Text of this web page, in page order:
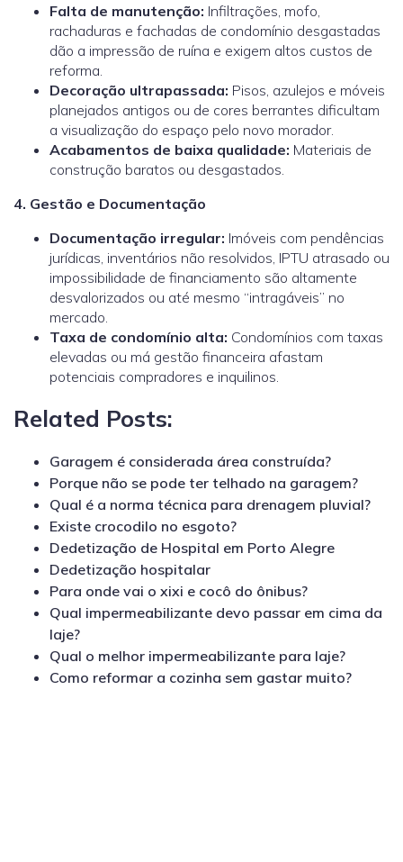
Falta de manutenção: Infiltrações, mofo,
rachaduras e fachadas de condomínio desgastadas
dão a impressão de ruína e exigem altos custos de
reforma.
Decoração ultrapassada: Pisos, azulejos e móveis
planejados antigos ou de cores berrantes dificultam
a visualização do espaço pelo novo morador.
Acabamentos de baixa qualidade: Materiais de
construção baratos ou desgastados.
4. Gestão e Documentação
Documentação irregular: Imóveis com pendências
jurídicas, inventários não resolvidos, IPTU atrasado ou
impossibilidade de financiamento são altamente
desvalorizados ou até mesmo “intragáveis” no
mercado.
Taxa de condomínio alta: Condomínios com taxas
elevadas ou má gestão financeira afastam
potenciais compradores e inquilinos.
Related Posts:
Garagem é considerada área construída?
Porque não se pode ter telhado na garagem?
Qual é a norma técnica para drenagem pluvial?
Existe crocodilo no esgoto?
Dedetização de Hospital em Porto Alegre
Dedetização hospitalar
Para onde vai o xixi e cocô do ônibus?
Qual impermeabilizante devo passar em cima da
laje?
Qual o melhor impermeabilizante para laje?
Como reformar a cozinha sem gastar muito?